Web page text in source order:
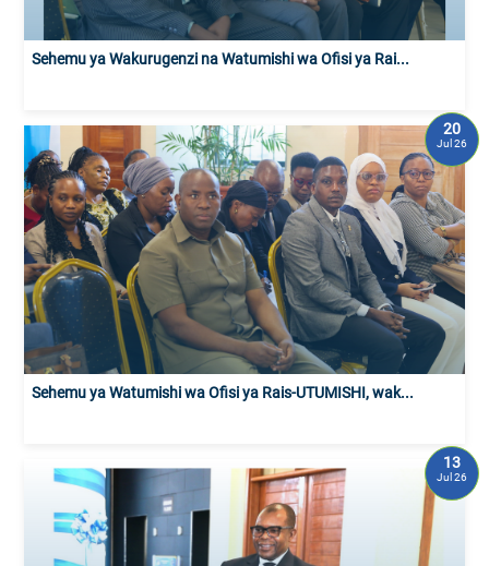
Sehemu ya Wakurugenzi na Watumishi wa Ofisi ya Rai...
Sehemu ya Watumishi wa Ofisi ya Rais-UTUMISHI, wak...
20
Jul 26
13
Jul 26